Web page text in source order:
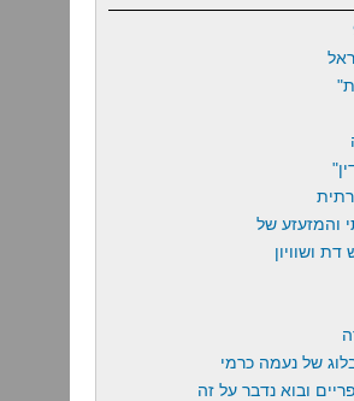
והמזעזע של
ושוויון
של נעמה כרמי
ובוא נדבר על זה